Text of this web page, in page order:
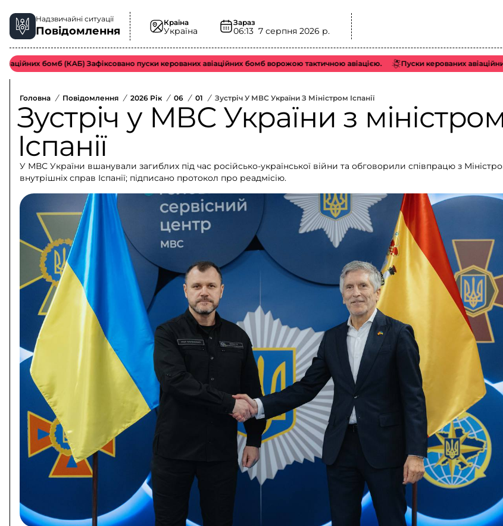
Надзвичайні ситуації
Повідомлення
Країна
Україна
Зараз
06:13 7 серпня 2026 р.
бомб (КАБ) Зафіксовано пуски керованих авіаційних бомб ворожою тактичною авіацією. Пуски керованих авіаційних
Головна / Повідомлення / 2026 Рік / 06 / 01 / Зустріч У МВС України З Міністром Іспанії
Зустріч у МВС України з міністром
Іспанії
У МВС України вшанували загиблих під час російсько-української війни та обговорили співпрацю з
внутрішніх справ Іспанії; підписано протокол про реадмісію.